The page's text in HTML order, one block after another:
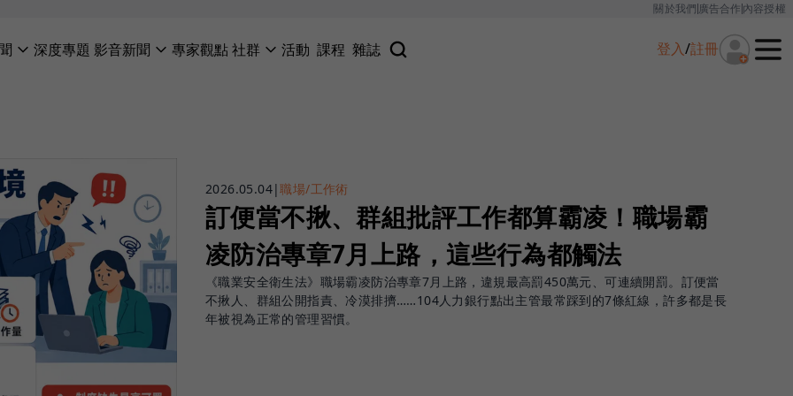
關於我們廣告合作內容授權
深度專題 影音新聞 專家觀點社群 活動 課程 雜誌 登入/註冊
2026.05.04|職場/工作術
訂便當不揪、群組批評工作都算霸凌！職場霸
凌防治專章7月上路，這些行為都觸法
《職業安全衛生法》職場霸凌防治專章7月上路，違規最高罰450萬元、可連續開罰。訂便當
不揪人、群組公開指責、冷漠排擠……104人力銀行點出主管最常踩到的7條紅線，許多都是長
年被視為正常的管理習慣。